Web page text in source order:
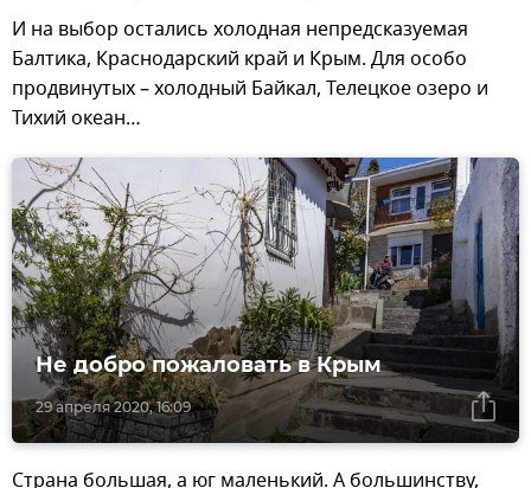
И на выбор остались холодная непредсказуемая
Балтика, Краснодарский край и Крым. Для особо
продвинутых – холодный Байкал, Телецкое озеро и
Тихий океан…
29 апреля 2020, 16:09
Не добро пожаловать в Крым
Страна большая, а юг маленький. А большинству,